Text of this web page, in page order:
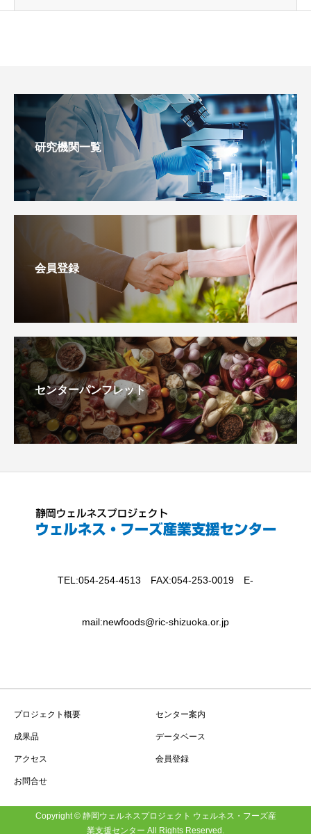
研究機関一覧
会員登録
センターパンフレット
TEL:054-254-4513 FAX:054-253-0019 E-
mail:newfoods@ric-shizuoka.or.jp
プロジェクト概要 センター案内
成果品 データベース
アクセス 会員登録
お問合せ
Copyright © 静岡ウェルネスプロジェクト ウェルネス・フーズ産
業支援センター All Rights Reserved.